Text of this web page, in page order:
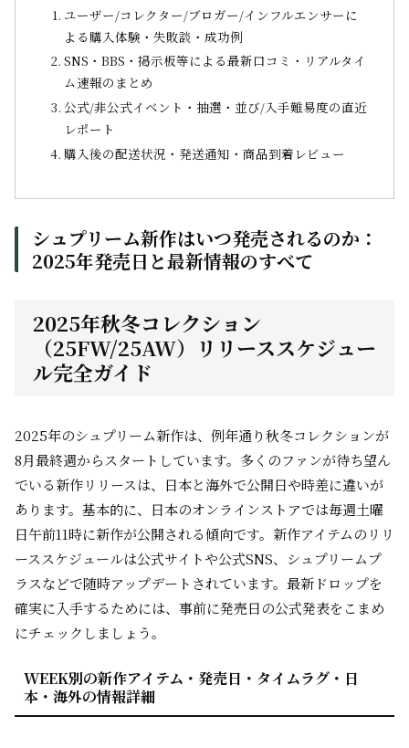
ユーザー/コレクター/ブロガー/インフルエンサーに
よる購入体験・失敗談・成功例
SNS・BBS・掲示板等による最新口コミ・リアルタイ
ム速報のまとめ
公式/非公式イベント・抽選・並び/入手難易度の直近
レポート
購入後の配送状況・発送通知・商品到着レビュー
シュプリーム新作はいつ発売されるのか：
2025年発売日と最新情報のすべて
2025年秋冬コレクション
（25FW/25AW）リリーススケジュー
ル完全ガイド
2025年のシュプリーム新作は、例年通り秋冬コレクションが
8月最終週からスタートしています。多くのファンが待ち望ん
でいる新作リリースは、日本と海外で公開日や時差に違いが
あります。基本的に、日本のオンラインストアでは毎週土曜
日午前11時に新作が公開される傾向です。新作アイテムのリリ
ーススケジュールは公式サイトや公式SNS、シュプリームプ
ラスなどで随時アップデートされています。最新ドロップを
確実に入手するためには、事前に発売日の公式発表をこまめ
にチェックしましょう。
WEEK別の新作アイテム・発売日・タイムラグ・日
本・海外の情報詳細